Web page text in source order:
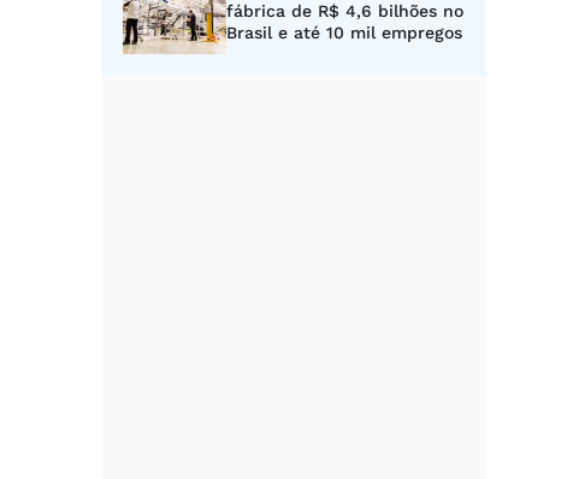
fábrica de R$ 4,6 bilhões no
Brasil e até 10 mil empregos